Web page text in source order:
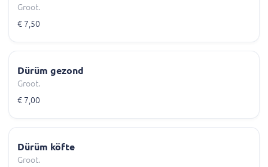
Groot.
€ 7,50
Dürüm gezond
Groot.
€ 7,00
Dürüm köfte
Groot.